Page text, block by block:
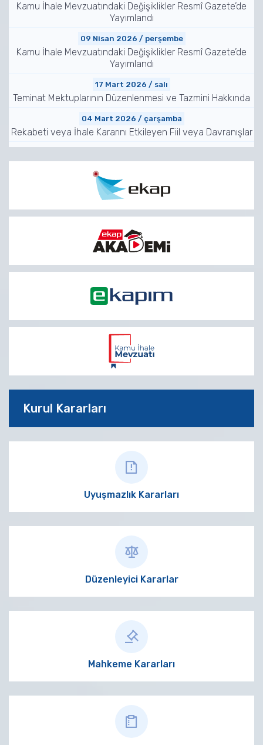
Kamu İhale Mevzuatındaki Değişiklikler Resmî Gazete’de
Yayımlandı
09 Nisan 2026 / perşembe
Kamu İhale Mevzuatındaki Değişiklikler Resmî Gazete’de
Yayımlandı
17 Mart 2026 / salı
Teminat Mektuplarının Düzenlenmesi ve Tazmini Hakkında
04 Mart 2026 / çarşamba
Rekabeti veya İhale Kararını Etkileyen Fiil veya Davranışlar
Kurul Kararları
Uyuşmazlık Kararları
Düzenleyici Kararlar
Mahkeme Kararları